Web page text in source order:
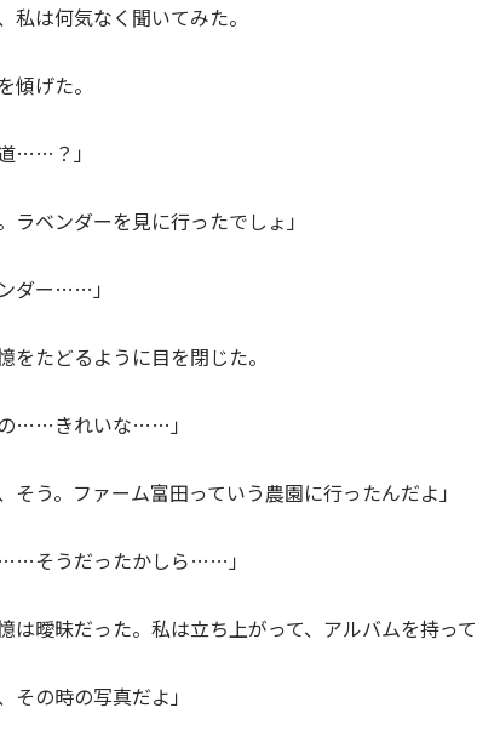
私は何気なく聞いてみた。
傾げた。
……？」
ラベンダーを見に行ったでしょ」
ダー……」
をたどるように目を閉じた。
の……きれいな……」
そう。ファーム富田っていう農園に行ったんだよ」
……そうだったかしら……」
は曖昧だった。私は立ち上がって、アルバムを持って
その時の写真だよ」